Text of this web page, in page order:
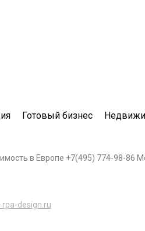
Готовый бизнес
в Европе +7(495) 774-98-86